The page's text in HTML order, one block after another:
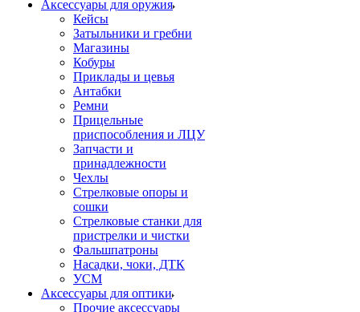
Аксессуары для оружия
Кейсы
Затыльники и гребни
Магазины
Кобуры
Приклады и цевья
Антабки
Ремни
Прицельные
приспособления и ЛЦУ
Запчасти и
принадлежности
Чехлы
Стрелковые опоры и
сошки
Стрелковые станки для
пристрелки и чистки
Фальшпатроны
Насадки, чоки, ДТК
УСМ
Аксессуары для оптики
Прочие аксессуары